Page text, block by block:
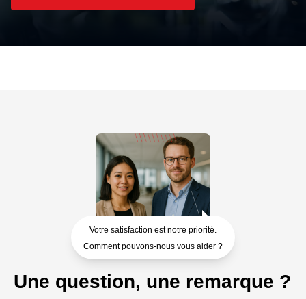
Votre satisfaction est notre priorité.
Comment pouvons-nous vous aider ?
Une question, une remarque ?